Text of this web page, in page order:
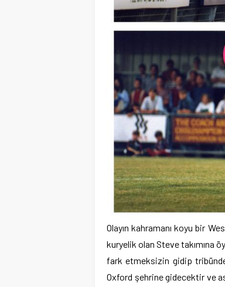
Olayın kahramanı koyu bir
kuryelik olan Steve takımına
fark etmeksizin gidip
Oxford şehrine gidecektir ve